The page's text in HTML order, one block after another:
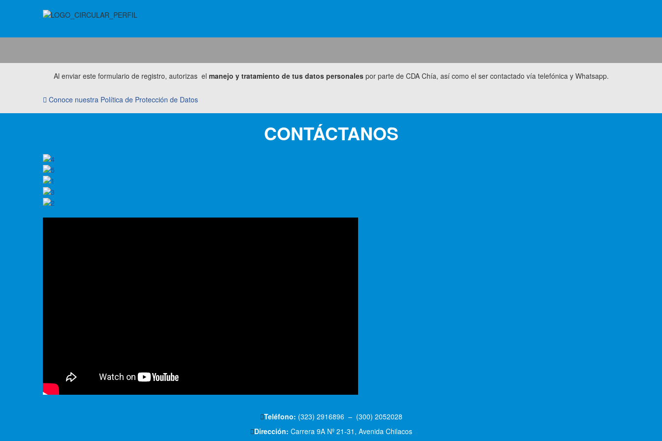
Al enviar este formulario de registro, autorizas el manejo y tratamiento de tus datos personales por parte de CDA Chía, así como el ser contactado vía telefónica y Whatsapp.
Conoce nuestra Política de Protección de Datos
CONTÁCTANOS
Teléfono: (323) 2916896 – (300) 2052028
Dirección: Carrera 9A Nº 21-31, Avenida Chilacos